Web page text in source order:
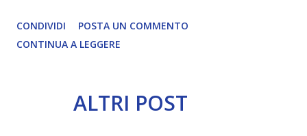
CONDIVIDI
POSTA UN COMMENTO
CONTINUA A LEGGERE
ALTRI POST